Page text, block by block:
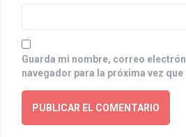
Guarda mi nombre, correo
navegador para la próxima vez